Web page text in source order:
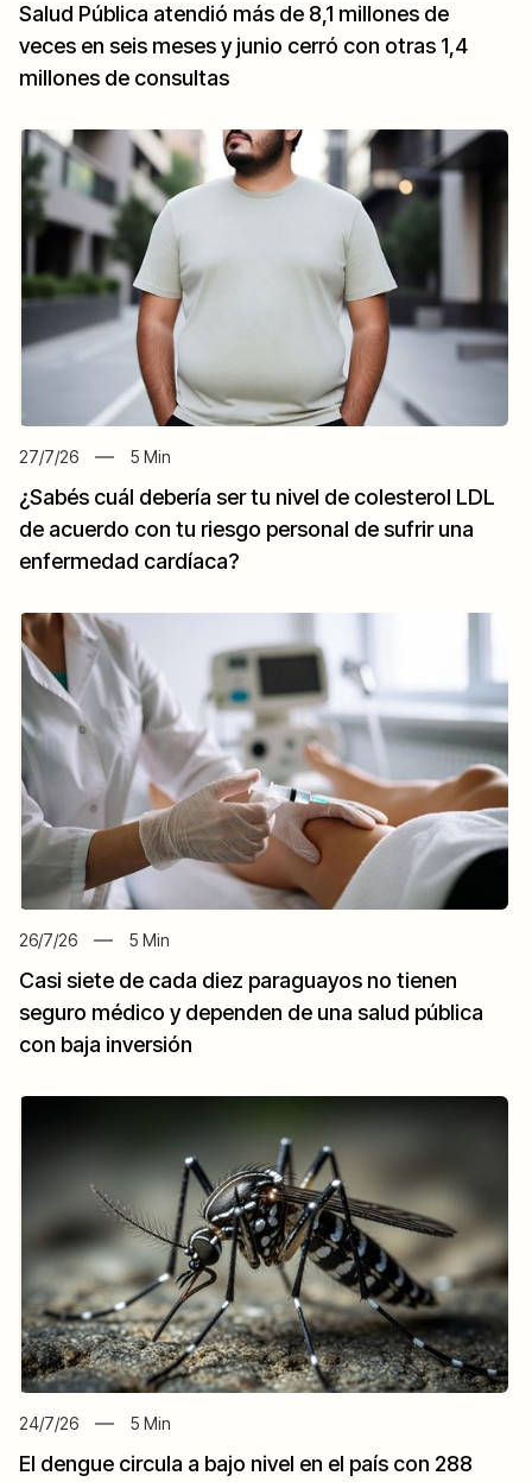
Salud Pública atendió más de 8,1 millones de
veces en seis meses y junio cerró con otras 1,4
millones de consultas
27/7/26 5 Min
¿Sabés cuál debería ser tu nivel de colesterol LDL
de acuerdo con tu riesgo personal de sufrir una
enfermedad cardíaca?
26/7/26 5 Min
Casi siete de cada diez paraguayos no tienen
seguro médico y dependen de una salud pública
con baja inversión
24/7/26 5 Min
El dengue circula a bajo nivel en el país con 288